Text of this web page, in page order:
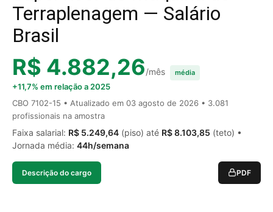
Terraplenagem — Salário
Brasil
R$ 4.882,26/mês média
+11,7% em relação a 2025
CBO 7102-15 • Atualizado em 03 agosto de 2026 • 3.081
profissionais na amostra
Faixa salarial: R$ 5.249,64 (piso) até R$ 8.103,85 (teto) •
Jornada média: 44h/semana
Descrição do cargo PDF